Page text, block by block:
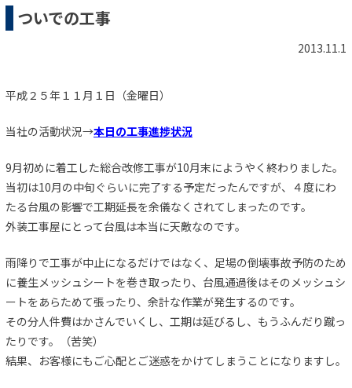
ついでの工事
2013.11.1
平成２５年１１月１日（金曜日）
当社の活動状況→本日の工事進捗状況
9月初めに着工した総合改修工事が10月末にようやく終わりました。
当初は10月の中旬ぐらいに完了する予定だったんですが、４度にわ
たる台風の影響で工期延長を余儀なくされてしまったのです。
外装工事屋にとって台風は本当に天敵なのです。
雨降りで工事が中止になるだけではなく、足場の倒壊事故予防のため
に養生メッシュシートを巻き取ったり、台風通過後はそのメッシュシ
ートをあらためて張ったり、余計な作業が発生するのです。
その分人件費はかさんでいくし、工期は延びるし、もうふんだり蹴っ
たりです。（苦笑）
結果、お客様にもご心配とご迷惑をかけてしまうことになりますし。